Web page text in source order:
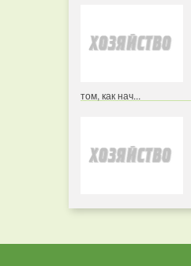
том, как нач...